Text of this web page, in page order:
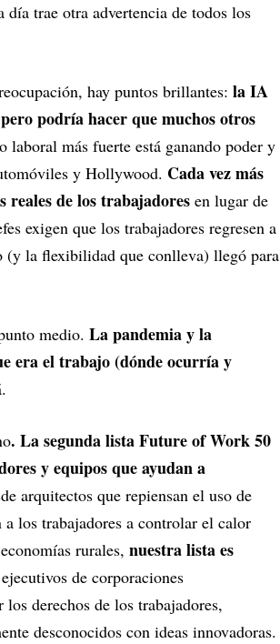
trae otra advertencia de todos los
hay puntos brillantes: la IA
podría hacer que muchos otros
laboral más fuerte está ganando poder y
y Hollywood. Cada vez más
reales de los trabajadores en lugar de
exigen que los trabajadores regresen a
la flexibilidad que conlleva) llegó para
medio. La pandemia y la
era el trabajo (dónde ocurría y
. La segunda lista Future of Work 50
y equipos que ayudan a
arquitectos que repiensan el uso de
los trabajadores a controlar el calor
rurales, nuestra lista es
de corporaciones
derechos de los trabajadores,
desconocidos con ideas innovadoras.